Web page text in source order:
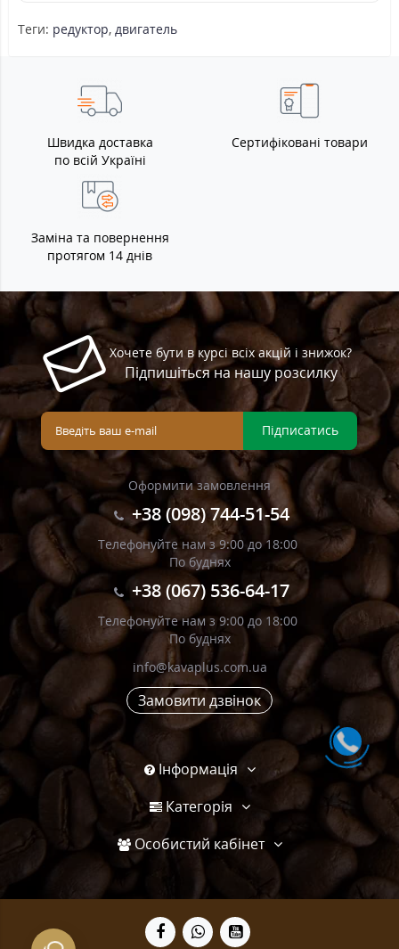
Теги: редуктор, двигатель
Швидка доставка
по всій Україні
Сертифіковані товари
Заміна та повернення
протягом 14 днів
Хочете бути в курсі всіх акцій і знижок?
Підпишіться на нашу розсилку
Підписатись
Оформити замовлення
+38 (098) 744-51-54
Телефонуйте нам з 9:00 до 18:00
По буднях
+38 (067) 536-64-17
Телефонуйте нам з 9:00 до 18:00
По буднях
info@kavaplus.com.ua
Замовити дзвінок
Інформація
Категорія
Особистий кабінет